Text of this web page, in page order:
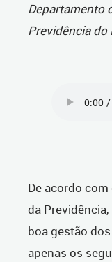
Departamento
Previdência do
De acordo
da
boa gestão
apenas os